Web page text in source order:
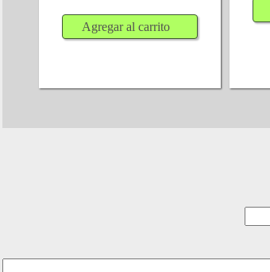
Agregar al carrito